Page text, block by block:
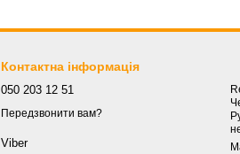
Контактна інформація
050 203 12 51
Передзвонити вам?
Viber